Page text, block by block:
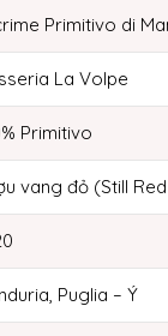
Primitivo di
La Volpe
Primitivo
vang đỏ (Still
Puglia – Ý